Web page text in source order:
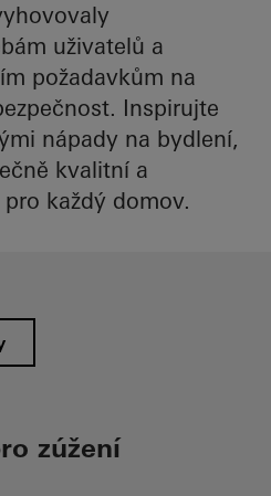
uživatelů a
požadavkům na
Inspirujte
nápady na bydlení,
kvalitní a
každý domov.
zúžení